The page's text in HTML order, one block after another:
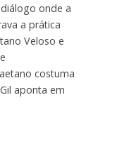
onde a
a prática
Veloso e
costuma
aponta em